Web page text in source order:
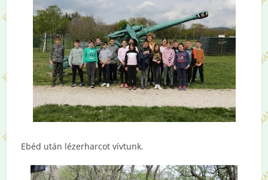
Ebéd után lézerharcot vívtunk.